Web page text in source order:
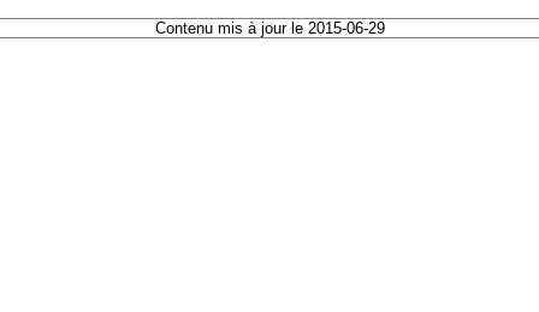
Contenu mis à jour le 2015-06-29